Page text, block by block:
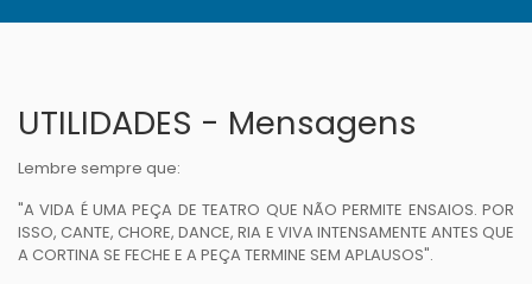
UTILIDADES - Mensagens
Lembre sempre que:
"A VIDA É UMA PEÇA DE TEATRO QUE NÃO PERMITE ENSAIOS. POR
ISSO, CANTE, CHORE, DANCE, RIA E VIVA INTENSAMENTE ANTES QUE
A CORTINA SE FECHE E A PEÇA TERMINE SEM APLAUSOS".